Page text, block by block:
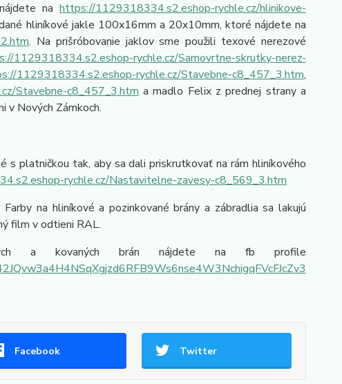
na https://1129318334.s2.eshop-rychle.cz/hlinikove-
hliníkové jakle 100x16mm a 20x10mm, ktoré nájdete na
. Na prišróbovanie jaklov sme použili texové nerezové
1129318334.s2.eshop-rychle.cz/Samovrtne-skrutky-nerez-
1129318334.s2.eshop-rychle.cz/Stavebne-c8_457_3.htm,
Stavebne-c8_457_3.htm a madlo Felix z prednej strany a
v Nových Zámkoch.
platničkou tak, aby sa dali priskrutkovať na rám hliníkového
rychle.cz/Nastavitelne-zavesy-c8_569_3.htm
na hliníkové a pozinkované brány a zábradlia sa lakujú
film v odtieni RAL.
a kovaných brán nájdete na fb profile
Facebook Twitter